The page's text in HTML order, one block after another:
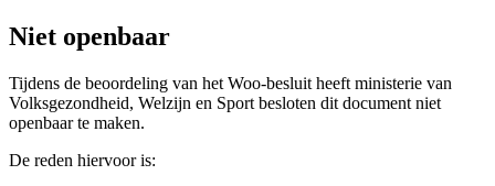
Niet openbaar
Tijdens de beoordeling van het Woo-besluit heeft ministerie van
Volksgezondheid, Welzijn en Sport besloten dit document niet
openbaar te maken.
De reden hiervoor is: